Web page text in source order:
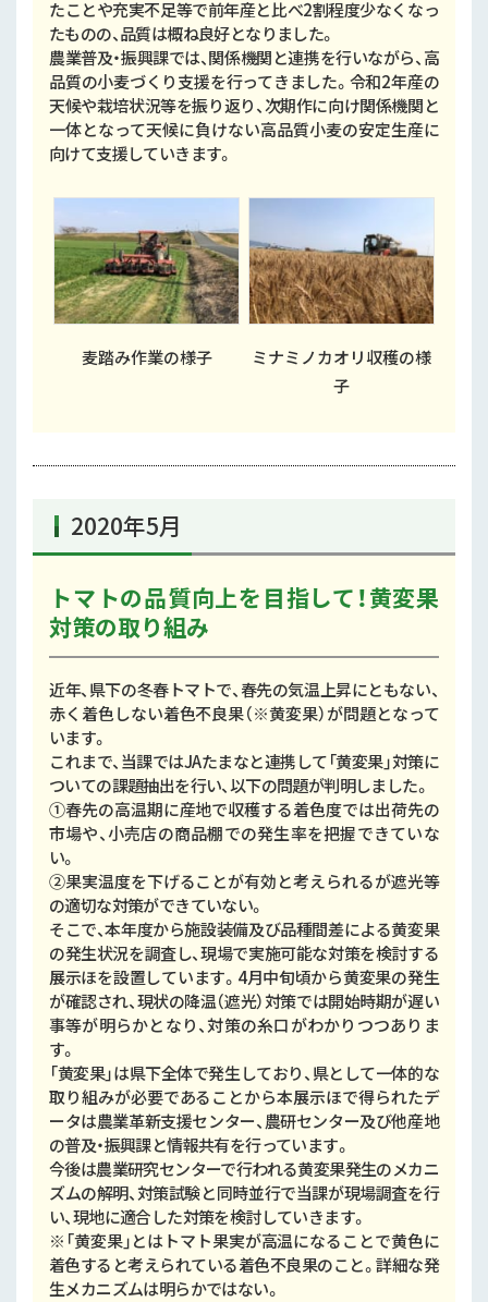
麦踏み作業の様子
ミナミノカオリ収穫の様
子
たことや充実不足等で前年産と比べ2割程度少なくなっ
たものの、品質は概ね良好となりました。
農業普及・振興課では、関係機関と連携を行いながら、高
品質の小麦づくり支援を行ってきました。令和2年産の
天候や栽培状況等を振り返り、次期作に向け関係機関と
一体となって天候に負けない高品質小麦の安定生産に
向けて支援していきます。
2020年5月
トマトの品質向上を目指して！黄変果
対策の取り組み
近年、県下の冬春トマトで、春先の気温上昇にともない、
赤く着色しない着色不良果（※黄変果）が問題となって
います。
これまで、当課ではJAたまなと連携して「黄変果」対策に
ついての課題抽出を行い、以下の問題が判明しました。
①春先の高温期に産地で収穫する着色度では出荷先の
市場や、小売店の商品棚での発生率を把握できていな
い。
②果実温度を下げることが有効と考えられるが遮光等
の適切な対策ができていない。
そこで、本年度から施設装備及び品種間差による黄変果
の発生状況を調査し、現場で実施可能な対策を検討する
展示ほを設置しています。4月中旬頃から黄変果の発生
が確認され、現状の降温（遮光）対策では開始時期が遅い
事等が明らかとなり、対策の糸口がわかりつつありま
す。
「黄変果」は県下全体で発生しており、県として一体的な
取り組みが必要であることから本展示ほで得られたデ
ータは農業革新支援センター、農研センター及び他産地
の普及・振興課と情報共有を行っています。
今後は農業研究センターで行われる黄変果発生のメカニ
ズムの解明、対策試験と同時並行で当課が現場調査を行
い、現地に適合した対策を検討していきます。
※「黄変果」とはトマト果実が高温になることで黄色に
着色すると考えられている着色不良果のこと。詳細な発
生メカニズムは明らかではない。